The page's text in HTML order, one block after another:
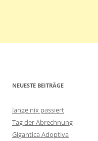
NEUESTE BEITRÄGE
lange nix passiert
Tag der Abrechnung
Gigantica Adoptiva